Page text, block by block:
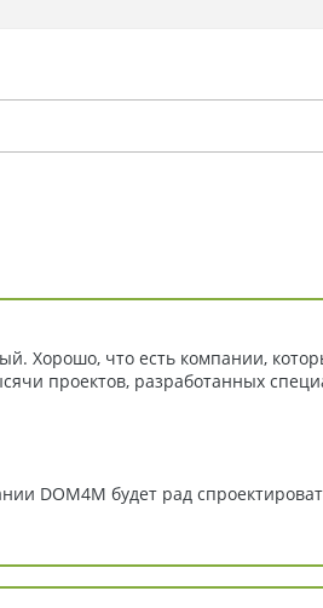
Хорошо, что есть компании,
проектов, разработанных
DOM4M будет рад